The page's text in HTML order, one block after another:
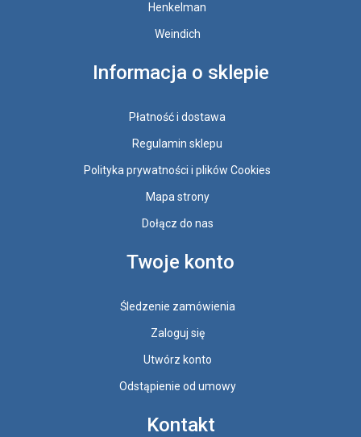
Henkelman
Weindich
Informacja o sklepie
Płatność i dostawa
Regulamin sklepu
Polityka prywatności i plików Cookies
Mapa strony
Dołącz do nas
Twoje konto
Śledzenie zamówienia
Zaloguj się
Utwórz konto
Odstąpienie od umowy
Kontakt